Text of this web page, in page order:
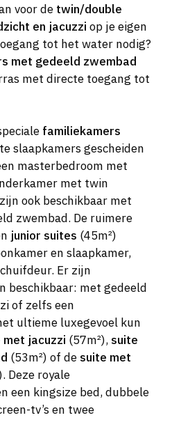
voor de twin/double
en jacuzzi op je eigen
tot het water nodig?
met gedeeld zwembad
met directe toegang tot
familiekamers
slaapkamers gescheiden
masterbedroom met
met twin
ook beschikbaar met
zwembad. De ruimere
junior suites (45m²)
en slaapkamer,
Er zijn
beschikbaar: met gedeeld
of zelfs een
ultieme luxegevoel kun
met jacuzzi (57m²), suite
(53m²) of de suite met
Deze royale
een kingsize bed, dubbele
tv’s en twee